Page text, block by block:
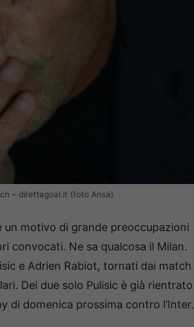
– direttagoal.it (foto Ansa)
un motivo di grande preoccupazioni
convocati. Ne sa qualcosa il Milan.
e Adrien Rabiot, tornati dai match
Dei due solo Pulisic è già rientrato
di domenica prossima contro l’Inter.